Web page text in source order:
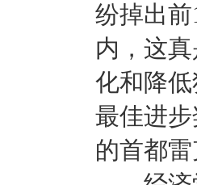
纷掉出
内，这
化和降
最佳进
的首都